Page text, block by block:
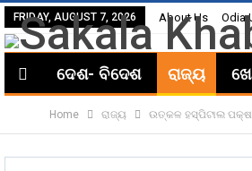
FRIDAY, AUGUST 7, 2026 About Us Odia
ଦେଶ- ବିଦେଶ ରାଜ୍ୟ
Home ରାଜ୍ୟ ଉତ୍କଳ ହସ୍ପିଟାଲ